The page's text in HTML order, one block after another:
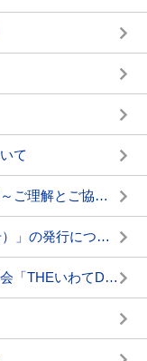
て
香りのマナーと化学物質過敏症について～ご理解とご協力をお願いします～
「たのはた くらしがたり（2025年夏号）」の発行について
東京で開催される岩手県主催の移住相談会「THEいわてDAY2025」に出展します